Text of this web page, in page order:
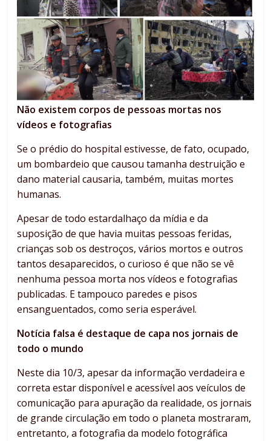
Não existem corpos de pessoas mortas nos
vídeos e fotografias
Se o prédio do hospital estivesse, de fato, ocupado,
um bombardeio que causou tamanha destruição e
dano material causaria, também, muitas mortes
humanas.
Apesar de todo estardalhaço da mídia e da
suposição de que havia muitas pessoas feridas,
crianças sob os destroços, vários mortos e outros
tantos desaparecidos, o curioso é que não se vê
nenhuma pessoa morta nos vídeos e fotografias
publicadas. E tampouco paredes e pisos
ensanguentados, como seria esperável.
Notícia falsa é destaque de capa nos jornais de
todo o mundo
Neste dia 10/3, apesar da informação verdadeira e
correta estar disponível e acessível aos veículos de
comunicação para apuração da realidade, os jornais
de grande circulação em todo o planeta mostraram,
entretanto, a fotografia da modelo fotográfica